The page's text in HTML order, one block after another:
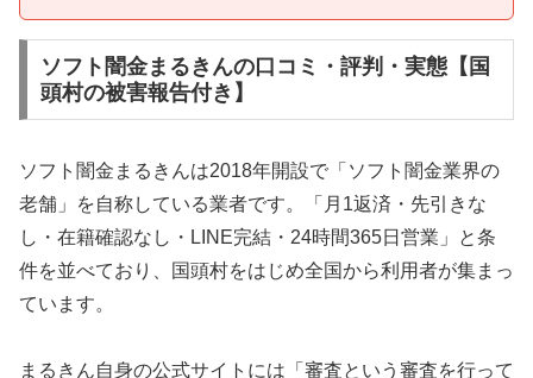
ソフト闇金まるきんの口コミ・評判・実態【国
頭村の被害報告付き】
ソフト闇金まるきんは2018年開設で「ソフト闇金業界の
老舗」を自称している業者です。「月1返済・先引きな
し・在籍確認なし・LINE完結・24時間365日営業」と条
件を並べており、国頭村をはじめ全国から利用者が集まっ
ています。
まるきん自身の公式サイトには「審査という審査を行って